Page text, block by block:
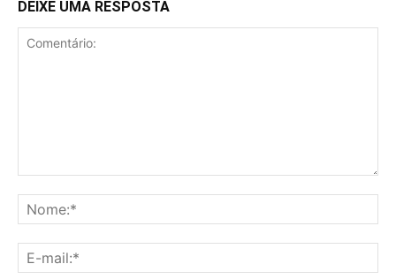
DEIXE UMA RESPOSTA